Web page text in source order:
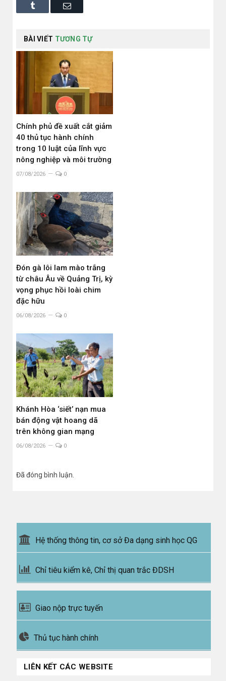
Tumblr Email
BÀI VIẾT TƯƠNG TỰ
Chính phủ đề xuất cắt giảm
40 thủ tục hành chính
trong 10 luật của lĩnh vực
nông nghiệp và môi trường
07/08/2026 0
Đón gà lôi lam mào trắng
từ châu Âu về Quảng Trị, kỳ
vọng phục hồi loài chim
đặc hữu
06/08/2026 0
Khánh Hòa ‘siết’ nạn mua
bán động vật hoang dã
trên không gian mạng
06/08/2026 0
Đã đóng bình luận.
Hệ thống thông tin, cơ sở Đa dạng sinh học QG
Chỉ tiêu kiểm kê, Chỉ thị quan trắc ĐDSH
Giao nộp trực tuyến
Thủ tục hành chính
LIÊN KẾT CÁC WEBSITE